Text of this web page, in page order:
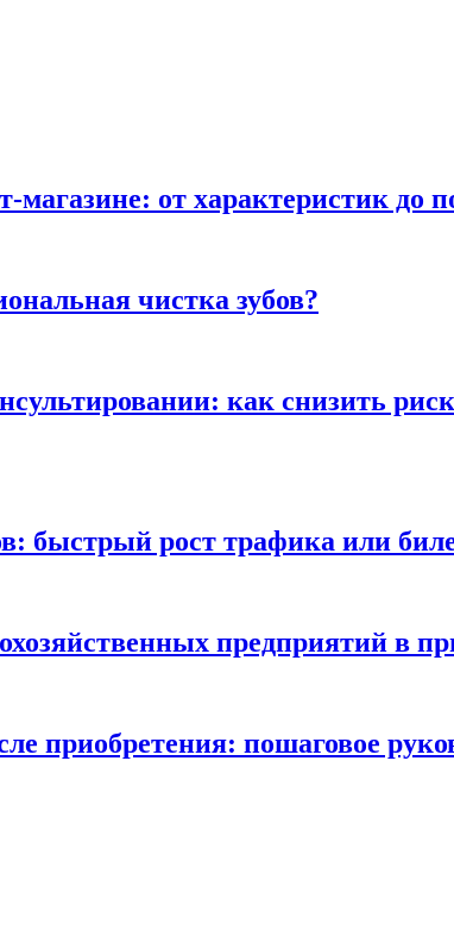
магазине: от характеристик до
чистка зубов?
как снизить
быстрый рост трафика или
предприятий в
приобретения: пошаговое